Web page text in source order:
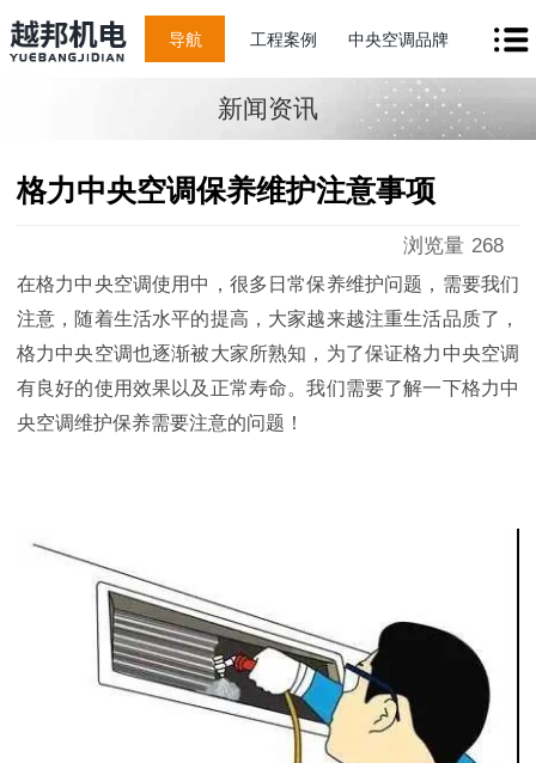
导航 工程案例 中央空调品牌
新闻资讯
格力中央空调保养维护注意事项
浏览量 268
在格力中央空调使用中，很多日常保养维护问题，需要我们
注意，随着生活水平的提高，大家越来越注重生活品质了，
格力中央空调也逐渐被大家所熟知，为了保证格力中央空调
有良好的使用效果以及正常寿命。我们需要了解一下格力中
央空调维护保养需要注意的问题！